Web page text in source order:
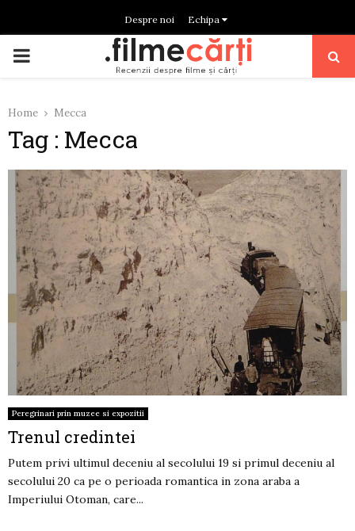
Despre noi Echipa
PRIMARY
Home Mecca
Tag : Mecca
Peregrinari prin muzee si expozitii
Trenul credintei
Putem privi ultimul deceniu al secolului 19 si primul deceniu al
secolului 20 ca pe o perioada romantica in zona araba a
Imperiului Otoman, care...